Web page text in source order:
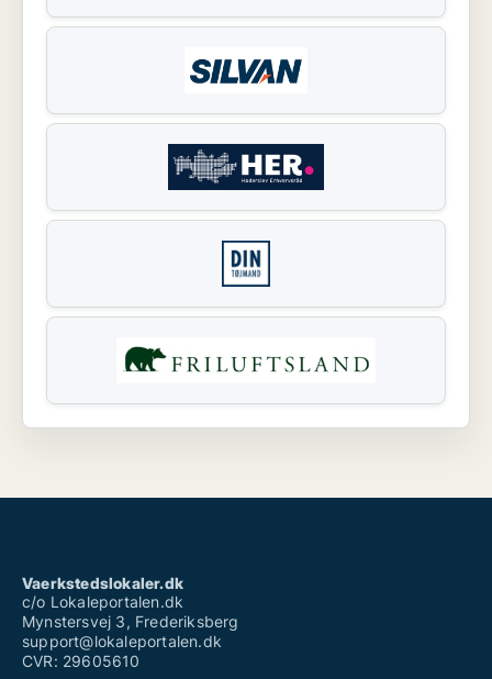
Vaerkstedslokaler.dk
c/o Lokaleportalen.dk
Mynstersvej 3, Frederiksberg
support@lokaleportalen.dk
CVR: 29605610